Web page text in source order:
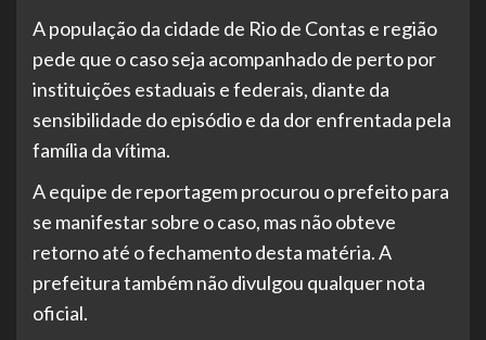
A população da cidade de Rio de Contas e região
pede que o caso seja acompanhado de perto por
instituições estaduais e federais, diante da
sensibilidade do episódio e da dor enfrentada pela
família da vítima.
A equipe de reportagem procurou o prefeito para
se manifestar sobre o caso, mas não obteve
retorno até o fechamento desta matéria. A
prefeitura também não divulgou qualquer nota
oficial.